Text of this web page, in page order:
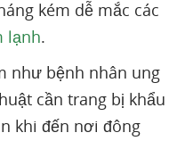
kém dễ mắc các
lạnh.
như bệnh nhân ung
cần trang bị khẩu
khi đến nơi đông